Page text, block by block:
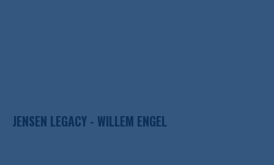
JENSEN LEGACY - WILLEM ENGEL